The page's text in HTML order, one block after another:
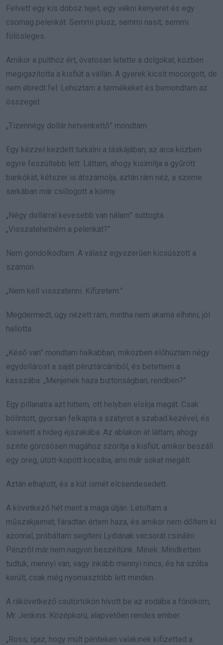
Felvett egy kis doboz tejet, egy vekni kenyeret és egy
csomag pelenkát. Semmi plusz, semmi nasit, semmi
fölösleges.
Amikor a pulthoz ért, óvatosan letette a dolgokat, közben
megigazította a kisfiút a vállán. A gyerek kicsit mocorgott, de
nem ébredt fel. Lehúztam a termékeket és bemondtam az
összeget.
„Tizennégy dollár hetvenkettő” mondtam.
Egy kézzel kezdett turkálni a táskájában, az arca közben
egyre feszültebb lett. Láttam, ahogy kisimítja a gyűrött
bankókat, kétszer is átszámolja, aztán rám néz, a szeme
sarkában már csillogott a könny.
„Négy dollárral kevesebb van nálam” suttogta.
„Visszatehetném a pelenkát?”
Nem gondolkodtam. A válasz egyszerűen kicsúszott a
számon.
„Nem kell visszatenni. Kifizetem.”
Megdermedt, úgy nézett rám, mintha nem akarná elhinni, jól
hallotta.
„Késő van” mondtam halkabban, miközben előhúztam négy
egydollárost a saját pénztárcámból, és betettem a
kasszába. „Menjenek haza biztonságban, rendben?”
Egy pillanatra azt hittem, ott helyben elsírja magát. Csak
bólintott, gyorsan felkapta a szatyrot a szabad kezével, és
kisietett a hideg éjszakába. Az ablakon át láttam, ahogy
szinte görcsösen magához szorítja a kisfiút, amikor beszáll
egy öreg, ütött-kopott kocsiba, ami már sokat megélt.
Aztán elhajtott, és a kút ismét elcsendesedett.
A következő hét ment a maga útján. Letoltam a
műszakjaimat, fáradtan értem haza, és amikor nem dőltem ki
azonnal, próbáltam segíteni Lydiának vacsorát csinálni.
Pénzről már nem nagyon beszéltünk. Minek. Mindketten
tudtuk, mennyi van, vagy inkább mennyi nincs, és ha szóba
került, csak még nyomasztóbb lett minden.
A rákövetkező csütörtökön hívott be az irodába a főnököm,
Mr. Jenkins. Középkorú, alapvetően rendes ember.
„Ross, igaz, hogy múlt pénteken valakinek kifizetted a